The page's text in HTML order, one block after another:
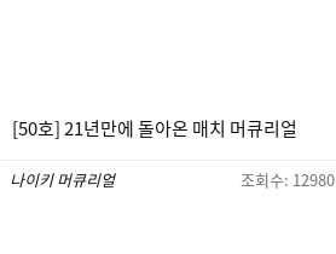
[50호] 21년만에 돌아온 매치 머큐리얼
나이키 머큐리얼 조회수: 12980